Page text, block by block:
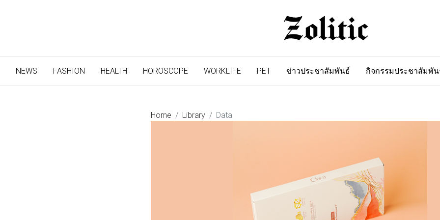
NEWS (CURRENT)
FASHION HEALTH HOROSCOPE WORKLIFE PET ข่าวประชาสัมพันธ์ กิจกรรมประชาสัมพั
Home Library Data